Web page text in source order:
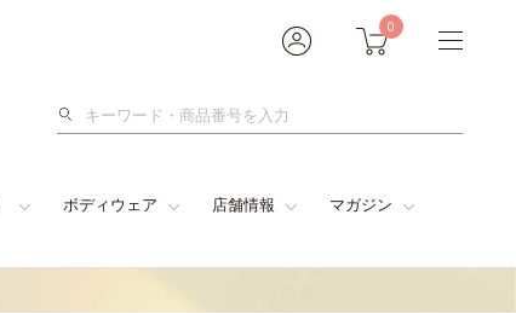
0
検
ボディウェア 店舗情報 マガジン